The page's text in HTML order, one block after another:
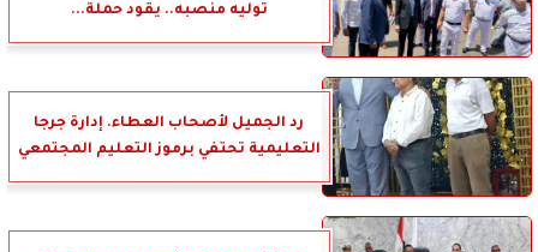
توليه منصبه.. يقود حملة...
رد الجميل لأصحاب العطاء. إدارة جرجا
التعليمية تحتفي برموز التعليم المجتمعي